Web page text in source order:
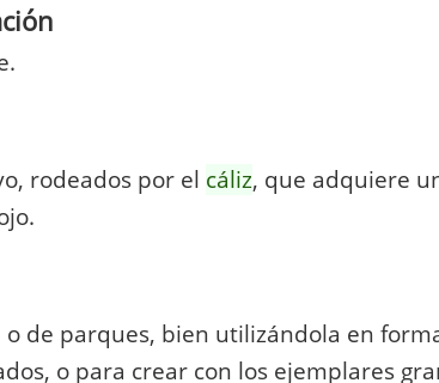
rodeados por el cáliz, que adquiere
de parques, bien utilizándola en
o para crear con los ejemplares